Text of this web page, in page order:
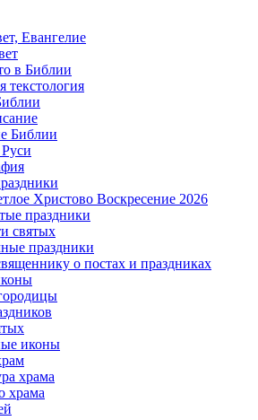
Евангелие
в Библии
текстология
Библии
Христово Воскресение 2026
праздники
святых
праздники
о постах и праздниках
иконы
храма
храма